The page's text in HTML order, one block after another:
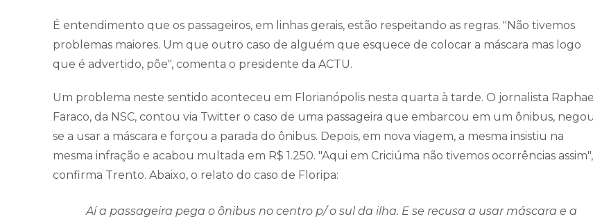
É entendimento que os passageiros, em linhas gerais, estão respeitando as regras. "Não tivemos
problemas maiores. Um que outro caso de alguém que esquece de colocar a máscara mas logo
que é advertido, põe", comenta o presidente da ACTU.
Um problema neste sentido aconteceu em Florianópolis nesta quarta à tarde. O jornalista Raphael
Faraco, da NSC, contou via Twitter o caso de uma passageira que embarcou em um ônibus,
se a usar a máscara e forçou a parada do ônibus. Depois, em nova viagem, a mesma insistiu na
mesma infração e acabou multada em R$ 1.250. "Aqui em Criciúma não tivemos ocorrências assim",
confirma Trento. Abaixo, o relato do caso de Floripa:
Aí a passageira pega o ônibus no centro p/ o sul da ilha. E se recusa a usar máscara e a